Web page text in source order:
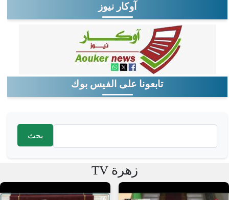
آوكار نيوز
تابعونا على الفيس بوك
‏بحث ‏
زهرة TV